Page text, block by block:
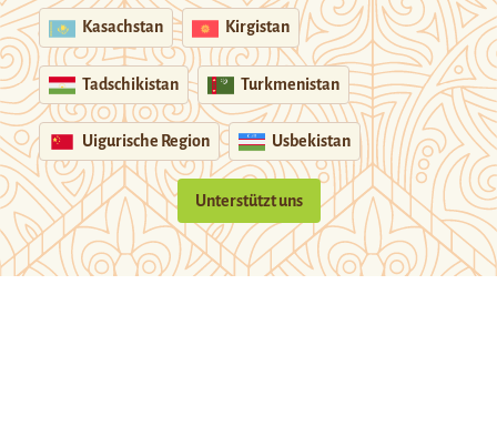
Kasachstan Kirgistan
Tadschikistan Turkmenistan
Uigurische Region Usbekistan
Unterstützt uns